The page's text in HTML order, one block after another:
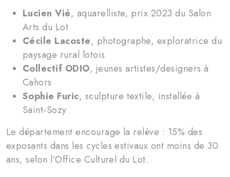
Lucien Vié, aquarelliste, prix 2023 du Salon
Arts du Lot
Cécile Lacoste, photographe, exploratrice du
paysage rural lotois
Collectif ODIO, jeunes artistes/designers à
Cahors
Sophie Furic, sculpture textile, installée à
Saint-Sozy
Le département encourage la relève : 15% des
exposants dans les cycles estivaux ont moins de 30
ans, selon l’Office Culturel du Lot.